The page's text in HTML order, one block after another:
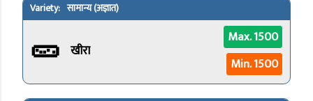
सामान्य (अज्ञात)
🥒 खीरा
Max. 1500
Min. 1500